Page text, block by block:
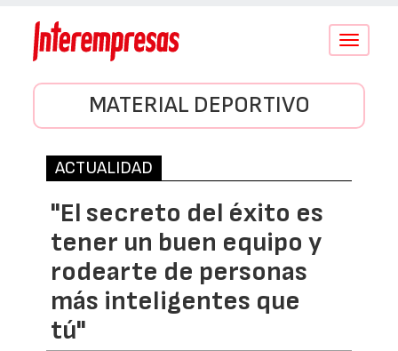
Conmutar
MATERIAL DEPORTIVO
ACTUALIDAD
"El secreto del éxito es
tener un buen equipo y
rodearte de personas
más inteligentes que
tú"